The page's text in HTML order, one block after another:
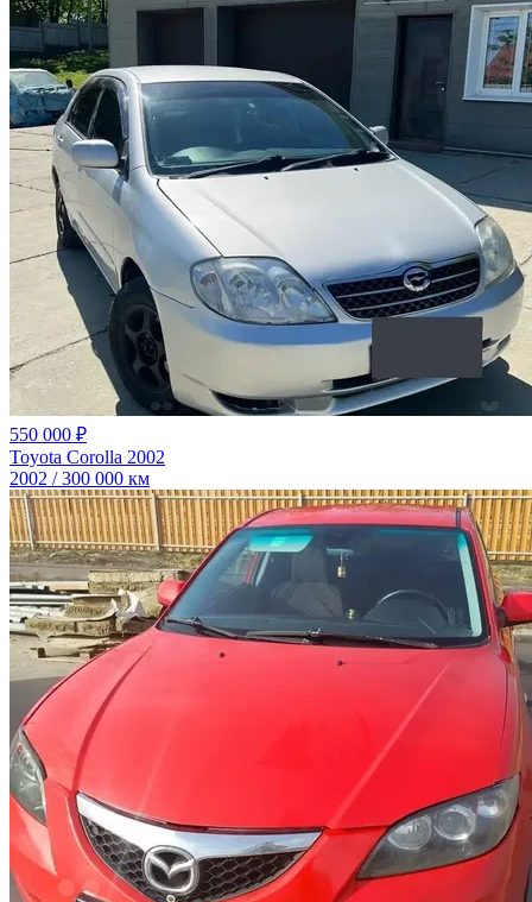
550 000 ₽
Toyota Corolla 2002
2002 / 300 000 км